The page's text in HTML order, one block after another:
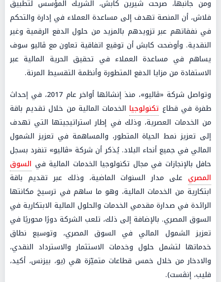
ومن جانبها، صرحت شيرين كابش، الشريك المؤسس لتطبيق
فلاش، أن المنصة تهدف إلى مساعدة العملاء في إدارة والتحكم
في نفقاتهم عبر تزويدهم بالمزيد من حلول الدفع الرقمية وغير
النقدية. وأوضحت كابش أن توقيع اتفاقية تعاون مع ڤاليو سوف
يساهم في مساعدة العملاء في تحقيق الحرية المالية عبر
الاستفادة من مزايا الدفع المتطورة وأنظمة التقسيط المرنة.
وتواصل شركة «ڤاليو»، منذ إنشائها أواخر عام 2017، في إحداث
طفرة في قطاع تكنولوجيا الخدمات المالية من خلال تقديم باقة
من الخدمات العصرية، وذلك في إطار استراتيجيتها التي تهدف
إلى تعزيز نمط الحياة المتطور، والمساهمة في تعزيز الشمول
المالي في جميع أنحاء البلاد. يُذكر أن شركة «ڤاليو» تنفرد بسجل
حافل بالإنجازات في مجال تكنولوجيا الخدمات المالية في السوق
المصري على مدار السنوات الماضية، وذلك عبر تقديم باقة
ابتكارية من الخدمات المالية، وهو ما ساهم في ترسيخ مكانتها
الرائدة في صدارة مقدمي الخدمات والحلول المالية الابتكارية في
السوق المصري. بالإضافة إلى ذلك، تلعب الشركة دورًا محوريًا في
تعزيز الشمول المالي في السوق المصري، وتوسيع نطاق
خدماتها لتشمل حلول وخدمات الاستثمار والاسترداد النقدي،
والادخار من خلال خمس قطاعات متميّزة هي (يو، بيزنس، أكيد،
فليب، إنڤست).